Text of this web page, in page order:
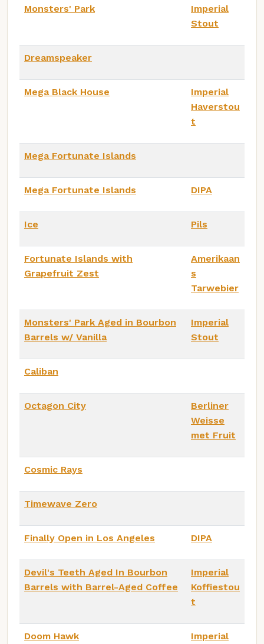
Monsters' Park
Imperial
Stout
Dreamspeaker
Mega Black House
Imperial
Haverstou
t
Mega Fortunate Islands
Mega Fortunate Islands DIPA
Ice Pils
Fortunate Islands with
Grapefruit Zest
Amerikaan
s
Tarwebier
Monsters' Park Aged in Bourbon
Barrels w/ Vanilla
Imperial
Stout
Caliban
Octagon City
Berliner
Weisse
met Fruit
Cosmic Rays
Timewave Zero
Finally Open in Los Angeles DIPA
Devil's Teeth Aged In Bourbon
Barrels with Barrel-Aged Coffee
Imperial
Koffiestou
t
Doom Hawk
Imperial